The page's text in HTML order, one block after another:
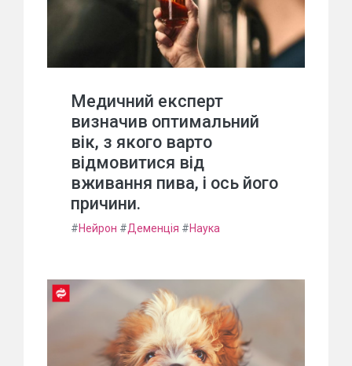
Медичний експерт
визначив оптимальний
вік, з якого варто
відмовитися від
вживання пива, і ось його
причини.
#Нейрон #Деменція #Наука